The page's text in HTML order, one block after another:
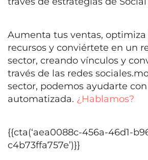
Aumenta tus ventas,
recursos y conviértete en un
sector, creando vínculos y
través de las redes
sector, podemos ayudarte
automatizada. ¿Hablamos?
{{cta(‘aea0088c-456a-46d1-
c4b73ffa757e’)}}